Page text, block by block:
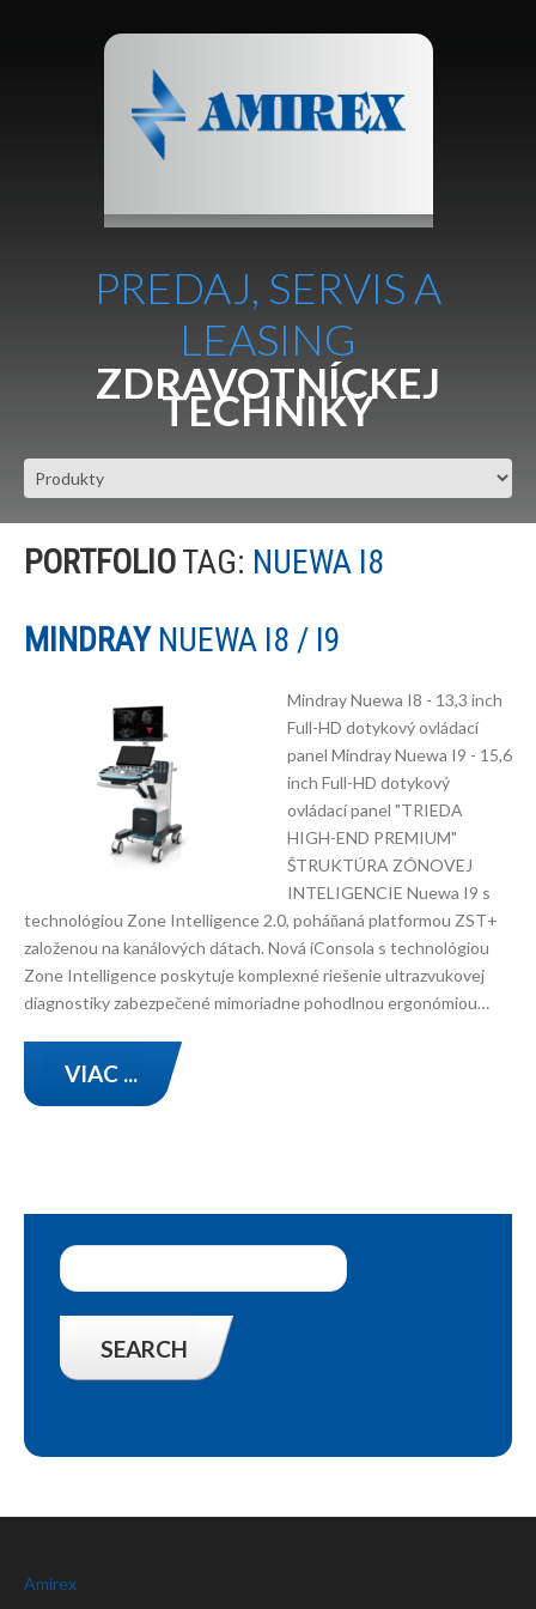
PREDAJ, SERVIS A
LEASING
ZDRAVOTNÍCKEJ
TECHNIKY
PORTFOLIOTAG: NUEWA I8
MINDRAYNUEWA I8 / I9
Mindray Nuewa I8 - 13,3 inch
Full-HD dotykový ovládací
panel Mindray Nuewa I9 - 15,6
inch Full-HD dotykový
ovládací panel "TRIEDA
HIGH-END PREMIUM"
ŠTRUKTÚRA ZÓNOVEJ
INTELIGENCIE Nuewa I9 s
technológiou Zone Intelligence 2.0, poháňaná platformou ZST+
založenou na kanálových dátach. Nová iConsola s technológiou
Zone Intelligence poskytuje komplexné riešenie ultrazvukovej
diagnostiky zabezpečené mimoriadne pohodlnou ergonómiou…
VIAC ...
Amirex